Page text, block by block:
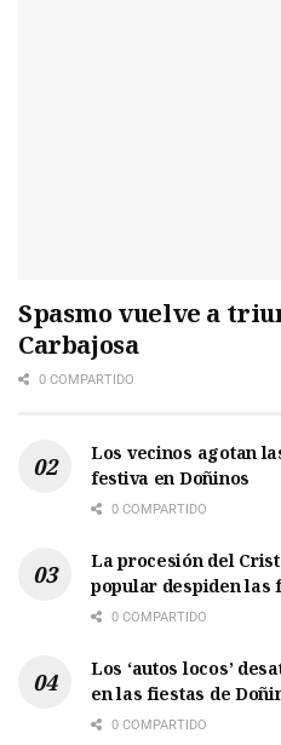
Spasmo vuelve a
Carbajosa
0 COMPARTIDO
Los vecinos agotan
festiva en Doñinos
0 COMPARTIDO
La procesión del
popular despiden las
0 COMPARTIDO
Los ‘autos locos’
en las fiestas de
0 COMPARTIDO